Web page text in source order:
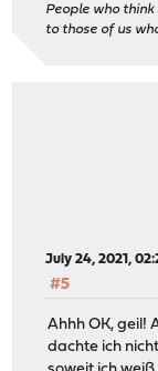
People who
to those of us
July 24, 2021,
#5
Ahhh OK, geil!
dachte ich